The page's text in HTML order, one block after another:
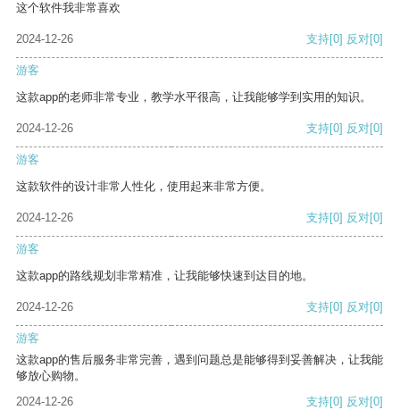
这个软件我非常喜欢
2024-12-26 支持[0] 反对[0]
游客
这款app的老师非常专业，教学水平很高，让我能够学到实用的知识。
2024-12-26 支持[0] 反对[0]
游客
这款软件的设计非常人性化，使用起来非常方便。
2024-12-26 支持[0] 反对[0]
游客
这款app的路线规划非常精准，让我能够快速到达目的地。
2024-12-26 支持[0] 反对[0]
游客
这款app的售后服务非常完善，遇到问题总是能够得到妥善解决，让我能
够放心购物。
2024-12-26
支持[0] 反对[0]